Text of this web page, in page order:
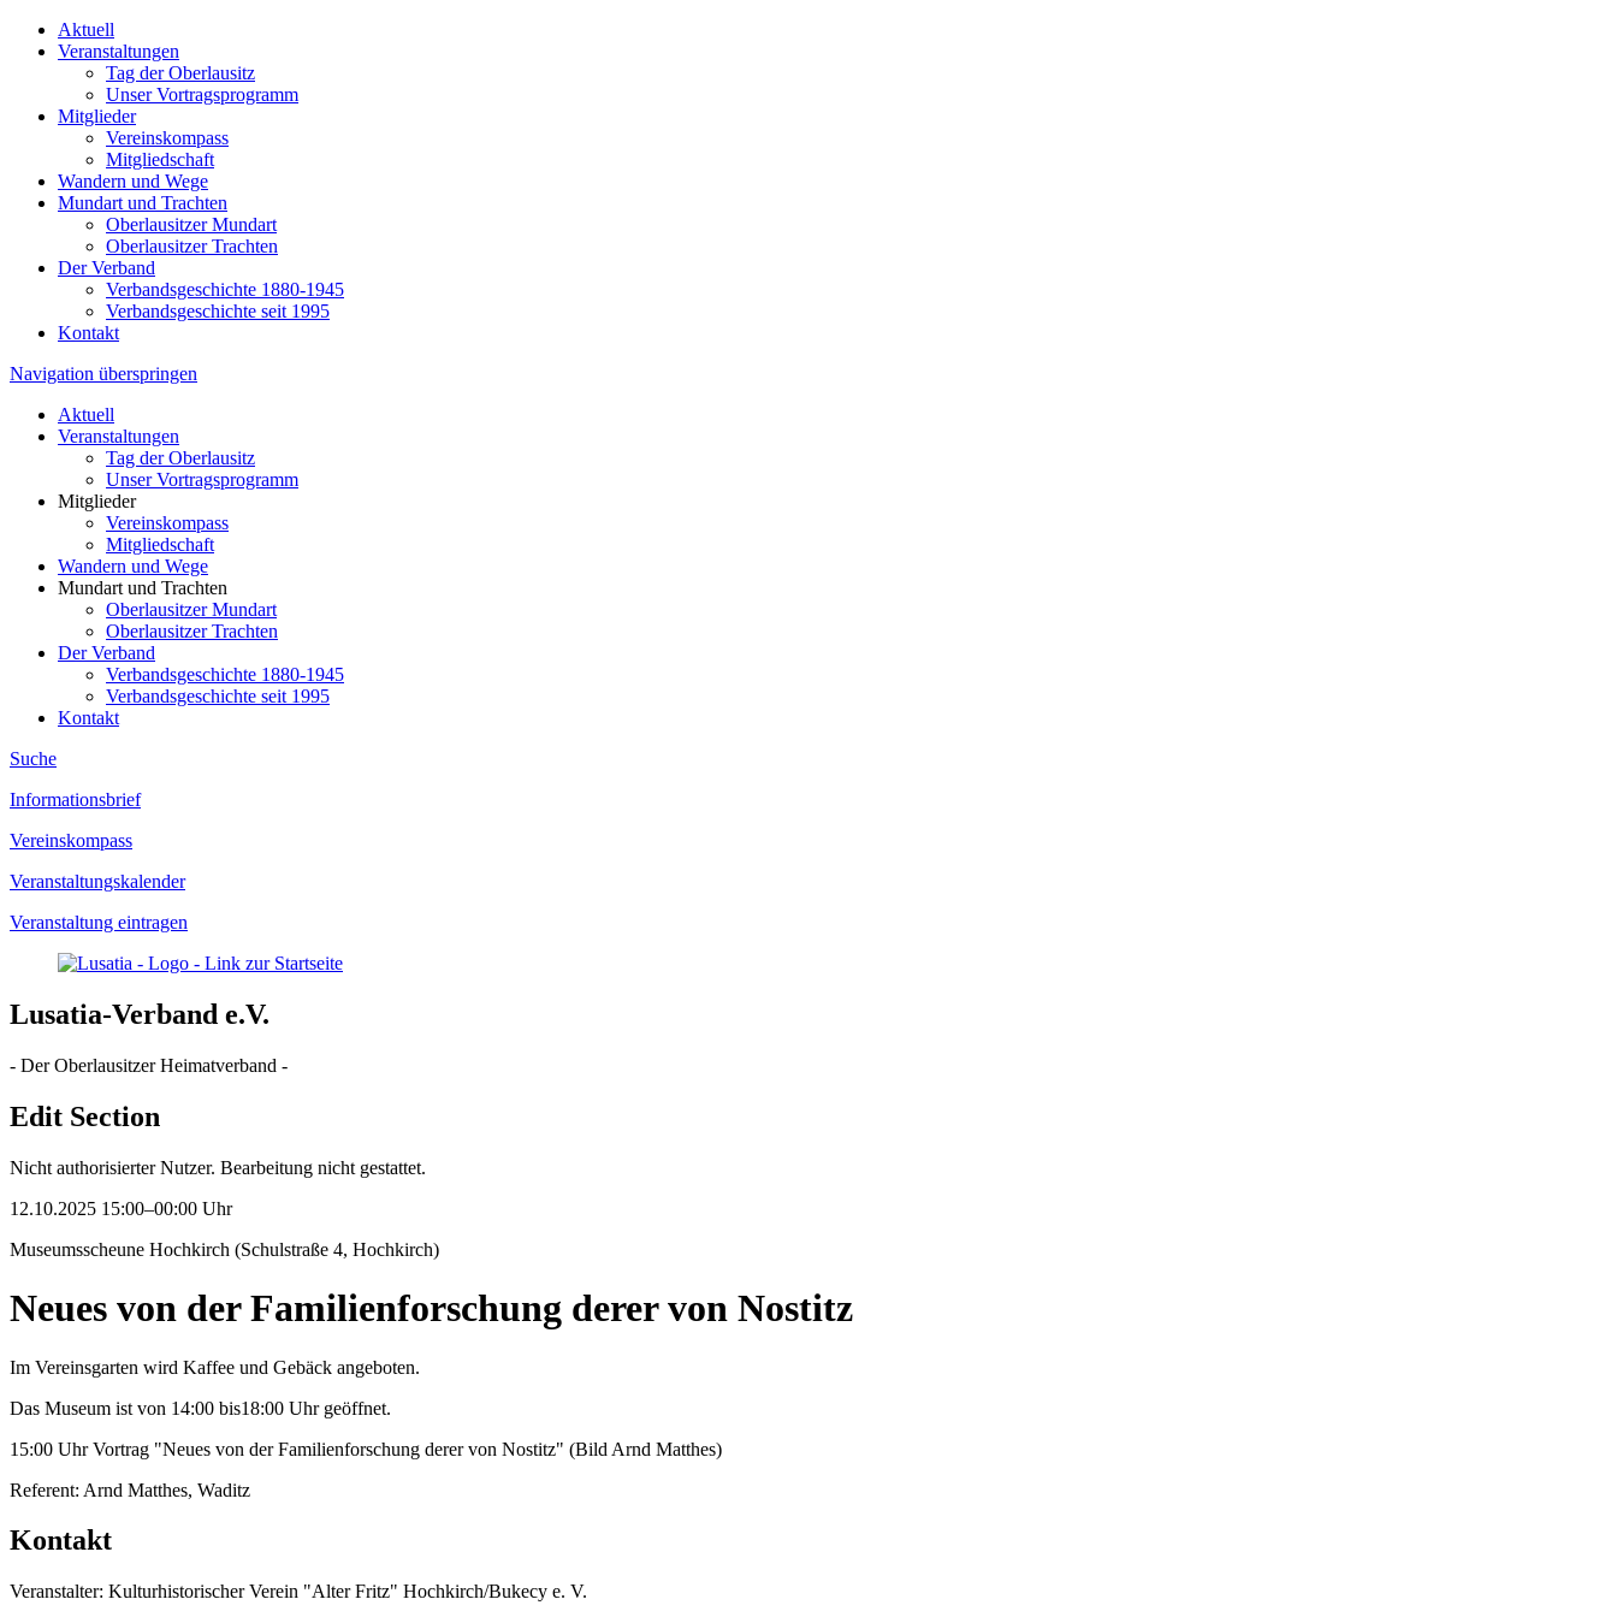
Aktuell
Veranstaltungen
Tag der Oberlausitz
Unser Vortragsprogramm
Mitglieder
Vereinskompass
Mitgliedschaft
Wandern und Wege
Mundart und Trachten
Oberlausitzer Mundart
Oberlausitzer Trachten
Der Verband
Verbandsgeschichte 1880-1945
Verbandsgeschichte seit 1995
Kontakt
Navigation überspringen
Aktuell
Veranstaltungen
Tag der Oberlausitz
Unser Vortragsprogramm
Mitglieder
Vereinskompass
Mitgliedschaft
Wandern und Wege
Mundart und Trachten
Oberlausitzer Mundart
Oberlausitzer Trachten
Der Verband
Verbandsgeschichte 1880-1945
Verbandsgeschichte seit 1995
Kontakt
Suche
Informationsbrief
Vereinskompass
Veranstaltungskalender
Veranstaltung eintragen
Lusatia-Verband e.V.
- Der Oberlausitzer Heimatverband -
Edit Section
Nicht authorisierter Nutzer. Bearbeitung nicht gestattet.
12.10.2025 15:00–00:00 Uhr
Museumsscheune Hochkirch (Schulstraße 4, Hochkirch)
Neues von der Familienforschung derer von Nostitz
Im Vereinsgarten wird Kaffee und Gebäck angeboten.
Das Museum ist von 14:00 bis18:00 Uhr geöffnet.
15:00 Uhr Vortrag "Neues von der Familienforschung derer von Nostitz" (Bild Arnd Matthes)
Referent: Arnd Matthes, Waditz
Kontakt
Veranstalter: Kulturhistorischer Verein "Alter Fritz" Hochkirch/Bukecy e. V.